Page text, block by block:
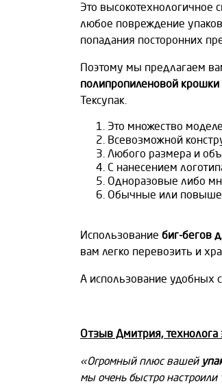
Это высокотехнологичное
любое повреждение
попадания посторонних
Поэтому мы предлагаем
полипропиленовой крошки
Тексупак.
Это множество
Всевозможной
Любого размера и
С нанесением
Одноразовые либо
Обычные или
Использование биг-бегов
вам легко перевозить и
А использование удобных
Отзыв Дмитрия, технолога
«Огромный плюс вашей
мы очень быстро